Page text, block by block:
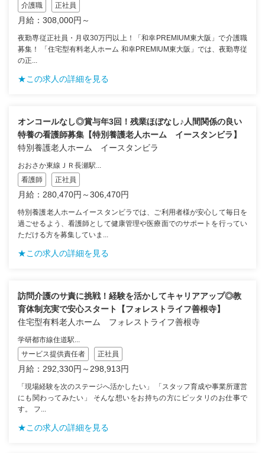
介護職
正社員
月給：308,000円～
夜勤専従正社員・月収30万円以上！「和幸PREMIUM東大阪」で介護職
募集！ 「住宅型有料老人ホーム 和幸PREMIUM東大阪」では、夜勤専従
の正...
★この求人の詳細を見る
オンコールなし◎賞与年3回！残業ほぼなし♪人間関係の良い
特養の看護師募集【特別養護老人ホーム イースタンビラ】
特別養護老人ホーム イースタンビラ
おおさか東線ＪＲ長瀬駅...
看護師
正社員
月給：280,470円～306,470円
特別養護老人ホームイースタンビラでは、ご利用者様が安心して毎日を
過ごせるよう、看護師として健康管理や医療面でのサポートを行ってい
ただける方を募集していま...
★この求人の詳細を見る
訪問介護のサ責に挑戦！経験を活かしてキャリアアップ◎教
育体制充実で安心スタート【フォレストライフ善根寺】
住宅型有料老人ホーム フォレストライフ善根寺
学研都市線住道駅...
サービス提供責任者
正社員
月給：292,330円～298,913円
「現場経験を次のステージへ活かしたい」 「スタッフ育成や事業所運営
にも関わってみたい」 そんな想いをお持ちの方にピッタリのお仕事で
す。 フ...
★この求人の詳細を見る